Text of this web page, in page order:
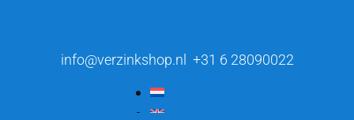
info@verzinkshop.nl
+31 6 28090022